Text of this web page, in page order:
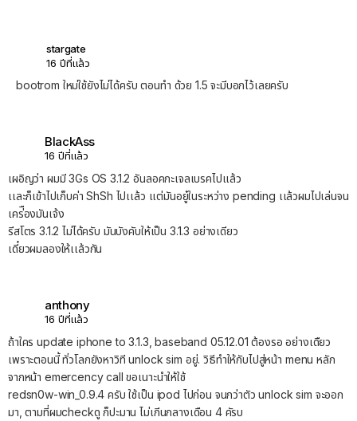
stargate
16 ปีที่แล้ว
bootrom ใหม่ใช้ยังไม่ได้ครับ ตอนทำ ด้วย 1.5 จะมีบอกไว้เลยครับ
BlackAss
16 ปีที่แล้ว
เผอิญว่า ผมมี 3Gs OS 3.1.2 อันลอคกะเจลเบรคไปเเล้ว
เเละก็เข้าไปเก็บค่า ShSh ไปเเล้ว เเต่มันอยู๋ในระหว่าง pending เเล้วผมไปเล่นจน
เคร่ืองมันเจ้ง
รีสโตร 3.1.2 ไม่ได้ครับ มันบังคับให้เป็น 3.1.3 อย่างเดียว
เดี๋ยวผมลองให้เเล้วกัน
anthony
16 ปีที่แล้ว
ถ้าใคร update iphone to 3.1.3, baseband 05.12.01 ต้องรอ อย่างเดืยว
เพราะตอนนี้ ทั่วโลกยังหาวิที unlock sim อยู่. วิธีทำให้กับไปสู่หน้า menu หลัก
จากหน้า emercency call ขอเนาะนำให้ใช้
redsn0w-win_0.9.4 ครับ ใช้เป็น ipod ไปก่อน จนกว่าตัว unlock sim จะออก
มา, ตามที่ผมcheckดู ก็ปะมาน ไม่เกีนกลางเดือน 4 คัรบ